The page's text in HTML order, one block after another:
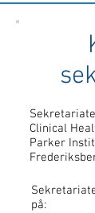
Clinical
Parker
på: